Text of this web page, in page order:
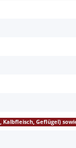
Geflügel)